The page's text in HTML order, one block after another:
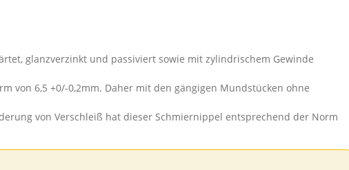
glanzverzinkt und passiviert sowie mit zylindrischem Gewinde
von 6,5 +0/-0,2mm. Daher mit den gängigen Mundstücken ohne
von Verschleiß hat dieser Schmiernippel entsprechend der Norm